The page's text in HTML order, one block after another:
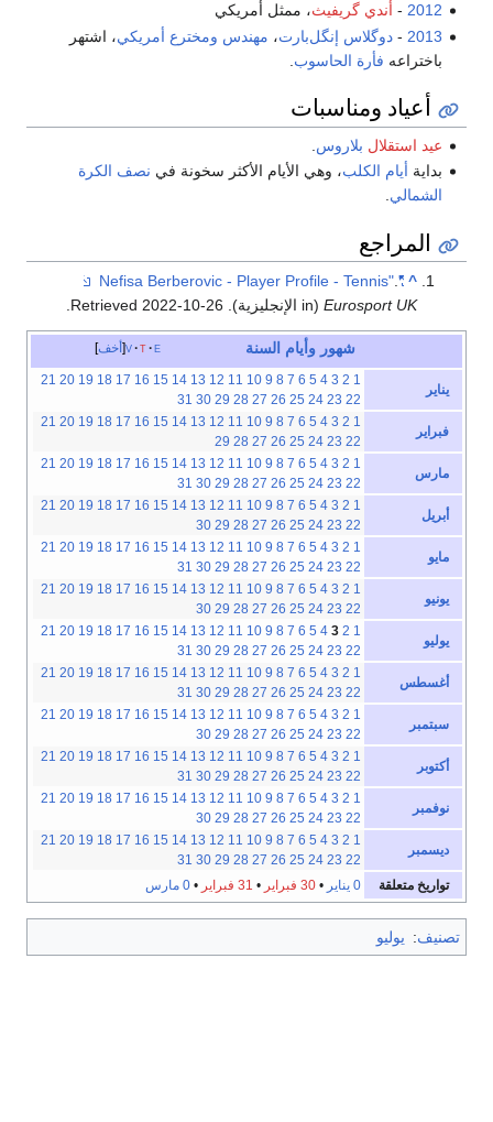
2012
- أندي گريفيث، ممثل أمريكي
2013
-دوگلاس إنگل‌بارت، مهندس ومخترع أمريكي، اشتهر
باختراعه فأرة الحاسوب
أعياد ومناسبات
عيد استقلال بلاروس
بداية أيام الكلب، وهي الأيام الأكثر سخونة في نصف الكرة
الشمالي.
المراجع
^
"Nefisa Berberovic - Player Profile - Tennis"
.
Eurosport UK(in الإنجليزية) . Retrieved
2022-10-26
أخف v t e شهور وأيام السنة
يناير
1
2
3
4
5
6
7
8
9
10
11
12
13
14
15
16
17
18
19
20
21
22
23
24
25
26
27
28
29
30
31
فبراير
1
2
3
4
5
6
7
8
9
10
11
12
13
14
15
16
17
18
19
20
21
22
23
24
25
26
27
28
29
مارس
1
2
3
4
5
6
7
8
9
10
11
12
13
14
15
16
17
18
19
20
21
22
23
24
25
26
27
28
29
30
31
أبريل
1
2
3
4
5
6
7
8
9
10
11
12
13
14
15
16
17
18
19
20
21
22
23
24
25
26
27
28
29
30
مايو
1
2
3
4
5
6
7
8
9
10
11
12
13
14
15
16
17
18
19
20
21
22
23
24
25
26
27
28
29
30
31
يونيو
1
2
3
4
5
6
7
8
9
10
11
12
13
14
15
16
17
18
19
20
21
22
23
24
25
26
27
28
29
30
يوليو
1
2
3
4
5
6
7
8
9
10
11
12
13
14
15
16
17
18
19
20
21
22
23
24
25
26
27
28
29
30
31
أغسطس
1
2
3
4
5
6
7
8
9
10
11
12
13
14
15
16
17
18
19
20
21
22
23
24
25
26
27
28
29
30
31
سبتمبر
1
2
3
4
5
6
7
8
9
10
11
12
13
14
15
16
17
18
19
20
21
22
23
24
25
26
27
28
29
30
أكتوبر
1
2
3
4
5
6
7
8
9
10
11
12
13
14
15
16
17
18
19
20
21
22
23
24
25
26
27
28
29
30
31
نوفمبر
1
2
3
4
5
6
7
8
9
10
11
12
13
14
15
16
17
18
19
20
21
22
23
24
25
26
27
28
29
30
ديسمبر
1
2
3
4
5
6
7
8
9
10
11
12
13
14
15
16
17
18
19
20
21
22
23
24
25
26
27
28
29
30
31
تواريخ متعلقة
0 يناير •30 فبراير • 31 فبراير •0 مارس
تصنيف: يوليو